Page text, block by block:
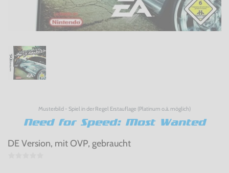
Musterbild - Spiel in der Regel Erstauflage (Platinum o.ä. möglich)
Need for Speed: Most Wanted
DE Version, mit OVP, gebraucht